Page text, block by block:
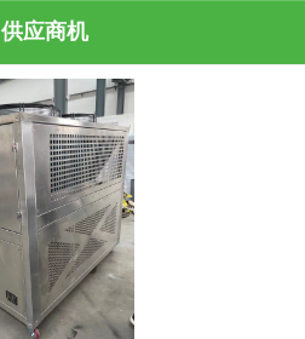
供应商机